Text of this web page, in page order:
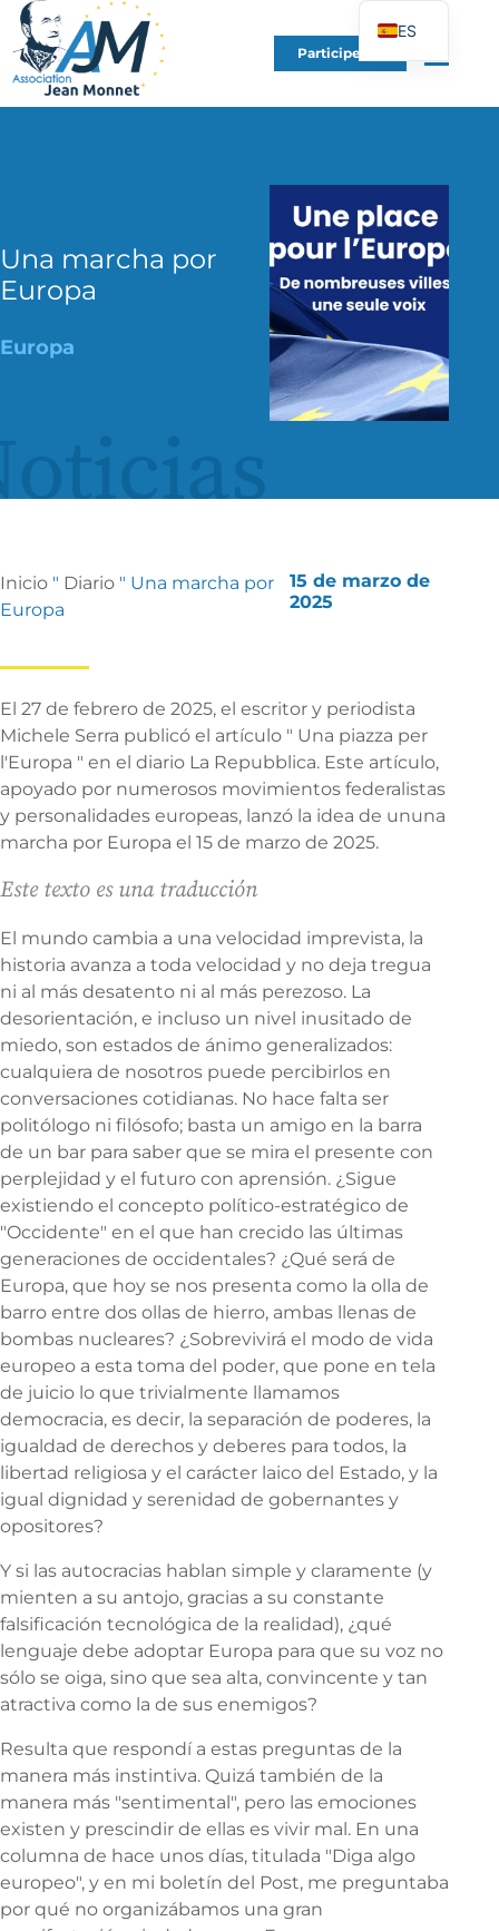
Participe en
Una marcha por
Europa
Europa
Inicio " Diario " Una marcha por
Europa
15 de marzo de
2025
El 27 de febrero de 2025, el escritor y periodista
Michele Serra publicó el artículo " Una piazza per
l'Europa " en el diario La Repubblica. Este artículo,
apoyado por numerosos movimientos federalistas
y personalidades europeas, lanzó la idea de ununa
marcha por Europa el 15 de marzo de 2025.
Este texto es una traducción
El mundo cambia a una velocidad imprevista, la
historia avanza a toda velocidad y no deja tregua
ni al más desatento ni al más perezoso. La
desorientación, e incluso un nivel inusitado de
miedo, son estados de ánimo generalizados:
cualquiera de nosotros puede percibirlos en
conversaciones cotidianas. No hace falta ser
politólogo ni filósofo; basta un amigo en la barra
de un bar para saber que se mira el presente con
perplejidad y el futuro con aprensión. ¿Sigue
existiendo el concepto político-estratégico de
"Occidente" en el que han crecido las últimas
generaciones de occidentales? ¿Qué será de
Europa, que hoy se nos presenta como la olla de
barro entre dos ollas de hierro, ambas llenas de
bombas nucleares? ¿Sobrevivirá el modo de vida
europeo a esta toma del poder, que pone en tela
de juicio lo que trivialmente llamamos
democracia, es decir, la separación de poderes, la
igualdad de derechos y deberes para todos, la
libertad religiosa y el carácter laico del Estado, y la
igual dignidad y serenidad de gobernantes y
opositores?
Y si las autocracias hablan simple y claramente (y
mienten a su antojo, gracias a su constante
falsificación tecnológica de la realidad), ¿qué
lenguaje debe adoptar Europa para que su voz no
sólo se oiga, sino que sea alta, convincente y tan
atractiva como la de sus enemigos?
Resulta que respondí a estas preguntas de la
manera más instintiva. Quizá también de la
manera más "sentimental", pero las emociones
existen y prescindir de ellas es vivir mal. En una
columna de hace unos días, titulada "Diga algo
europeo", y en mi boletín del Post, me preguntaba
por qué no organizábamos una gran
ES
FR
EN
PT
PL
UK